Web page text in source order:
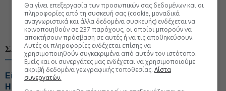
#Αποτελέσματα εισηγμένων #Εταιρικά αποτελέσματα
#Χρηματιστήριο Αθηνών
ΣΧΕΤΙΚΑ ΘΕΜΑΤΑ
Είσοδο στα protein beverages εξετάζει η Coca Cola
HBC
Θα γίνει επεξεργασία των προσωπικών σας δεδομένων και οι
πληροφορίες από τη συσκευή σας (cookie, μοναδικά
αναγνωριστικά και άλλα δεδομένα συσκευής) ενδέχεται να
κοινοποιηθούν σε 237 παρόχους, οι οποίοι μπορούν να
αποκτήσουν πρόσβαση σε αυτές ή να τις αποθηκεύσουν.
Αυτές οι πληροφορίες ενδέχεται επίσης να
χρησιμοποιηθούν συγκεκριμένα από αυτόν τον ιστότοπο.
Εμείς και οι συνεργάτες μας ενδέχεται να χρησιμοποιούμε
ακριβή δεδομένα γεωγραφικής τοποθεσίας. Λίστα
συνεργατών.